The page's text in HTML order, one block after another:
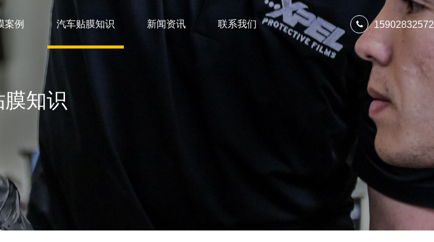
案例 汽车贴膜知识 新闻资讯 联系我们 15902832572
膜知识